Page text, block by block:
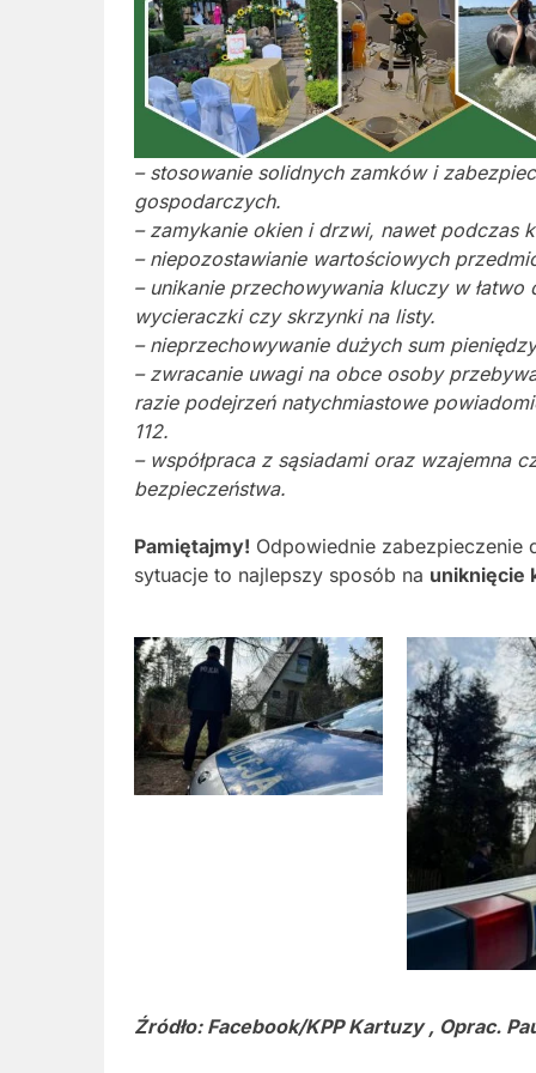
– stosowanie solidnych zamków i
gospodarczych.
– zamykanie okien i drzwi, nawet podczas
– niepozostawianie wartościowych
– unikanie przechowywania kluczy w
wycieraczki czy skrzynki na listy.
– nieprzechowywanie dużych sum
– zwracanie uwagi na obce osoby
razie podejrzeń natychmiastowe
112.
– współpraca z sąsiadami oraz wzajemna
bezpieczeństwa.
Pamiętajmy! Odpowiednie zabezpieczenie
sytuacje to najlepszy sposób na uniknięcie
Źródło: Facebook/KPP Kartuzy , Oprac.